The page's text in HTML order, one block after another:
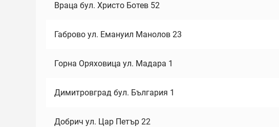
Враца бул. Христо Ботев 52
Габрово ул. Емануил Манолов 23
Горна Оряховица ул. Мадара 1
Димитровград бул. България 1
Добрич ул. Цар Петър 22